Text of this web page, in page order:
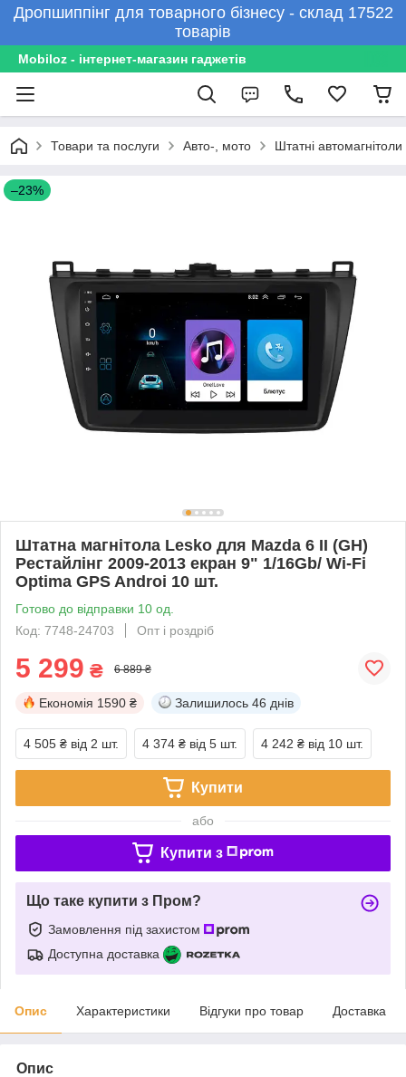
Дропшиппінг для товарного бізнесу - склад 17522
товарів
Mobiloz - інтернет-магазин гаджетів
Товари та послуги Авто-, мото Штатні автомагнітоли
–23%
Штатна магнітола Lesko для Mazda 6 II (GH)
Рестайлінг 2009-2013 екран 9" 1/16Gb/ Wi-Fi
Optima GPS Androi 10 шт.
Готово до відправки 10 од.
Код: 7748-24703
Опт і роздріб
5 299 ₴ 6 889 ₴
Економія 1590 ₴ Залишилось 46 днів
4 505 ₴ від 2 шт. 4 374 ₴ від 5 шт. 4 242 ₴ від 10 шт.
Купити
або
Купити з
Що таке купити з Пром?
Замовлення під захистом
Доступна доставка
Опис Характеристики Відгуки про товар Доставка
Опис